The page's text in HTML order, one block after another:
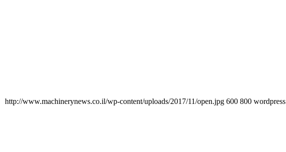
http://www.machinerynews.co.il/wp-content/uploads/2017/11/open.jpg 600 800 wordpress